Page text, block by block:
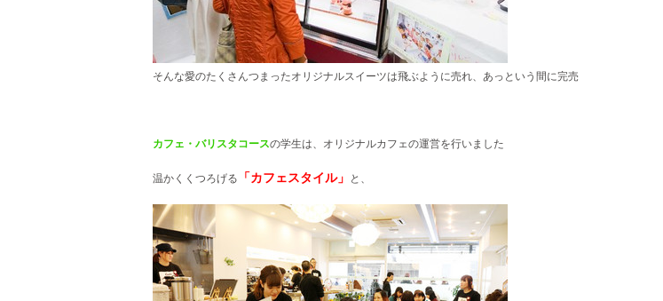
そんな愛のたくさんつまったオリジナルスイーツは飛ぶように売れ、あっという間に完売
カフェ・バリスタコースの学生は、オリジナルカフェの運営を行いました
温かくくつろげる 「カフェスタイル」 と、